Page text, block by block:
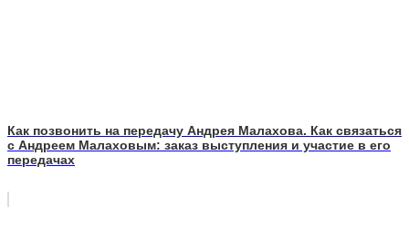
Как позвонить на передачу Андрея Малахова. Как связаться
с Андреем Малаховым: заказ выступления и участие в его
передачах